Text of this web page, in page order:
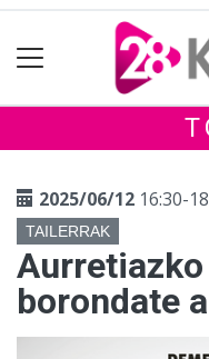
2025/06/12 16:30-
TAILERRAK
borondate